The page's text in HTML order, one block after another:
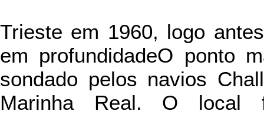
Trieste em 1960, logo
em profundidadeO ponto
sondado pelos navios
Marinha Real. O local